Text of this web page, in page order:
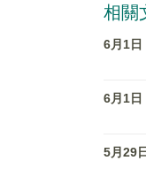
相關
6月1日
6月1日
5月29日